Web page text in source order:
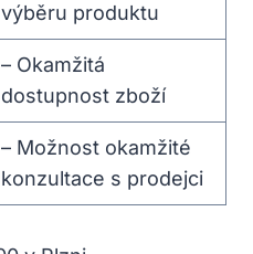
výběru produktu
– Okamžitá
dostupnost zboží
– Možnost okamžité
konzultace s prodejci